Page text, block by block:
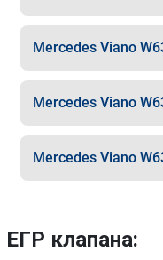
Mercedes Viano
Mercedes Viano
Mercedes Viano
клапана: